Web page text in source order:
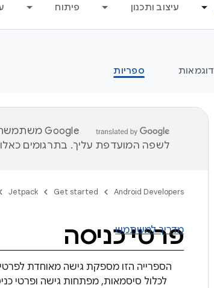
עיצוב ותכנון פיתוח
דוגמאות ספריות
לשפה המועדפת עליך. בתרגומים כאלו
Android Developers
Get started
Jetpack
פרטי כניסה
מדריך למשתמש
הספרייה הזו מספקת גישה מאוחדת
לכלול סיסמאות, מפתחות גישה ופרטי